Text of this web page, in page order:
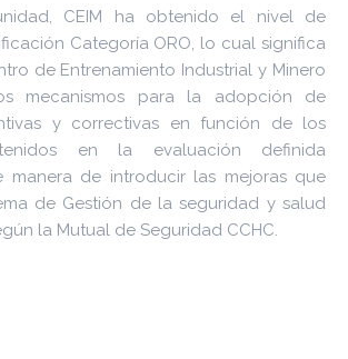
CEIM ha obtenido el nivel de
Categoría ORO, lo cual significa
de Entrenamiento Industrial y Minero
mecanismos para la adopción de
y correctivas en función de los
en la evaluación definida
manera de introducir las mejoras que
de Gestión de la seguridad y salud
la Mutual de Seguridad CCHC.